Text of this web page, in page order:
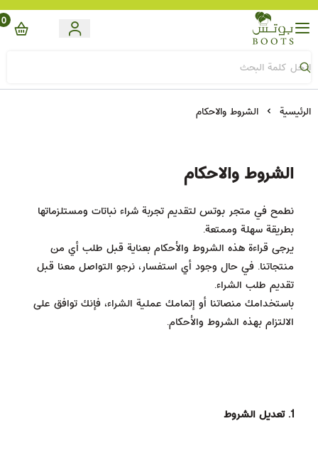
Boots
0
الرئيسية الشروط والاحكام
الشروط والاحكام
نطمح في متجر بوتس لتقديم تجربة شراء نباتات ومستلزماتها
بطريقة سهلة وممتعة.
يرجى قراءة هذه الشروط والأحكام بعناية قبل طلب أي من
منتجاتنا. في حال وجود أي استفسار، نرجو التواصل معنا قبل
تقديم طلب الشراء.
باستخدامك منصاتنا أو إتمامك عملية الشراء، فإنك توافق على
الالتزام بهذه الشروط والأحكام.